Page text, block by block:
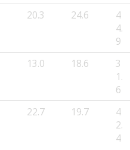
20.3 24.6
4
4.
9
13.0 18.6
3
1.
6
22.7 19.7
4
2.
4